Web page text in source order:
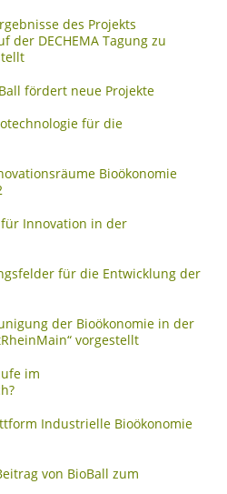
des Projekts
der DECHEMA Tagung zu
fördert neue Projekte
für die
Bioökonomie
Innovation in der
für die Entwicklung der
der Bioökonomie in der
vorgestellt
im
Industrielle Bioökonomie
von BioBall zum